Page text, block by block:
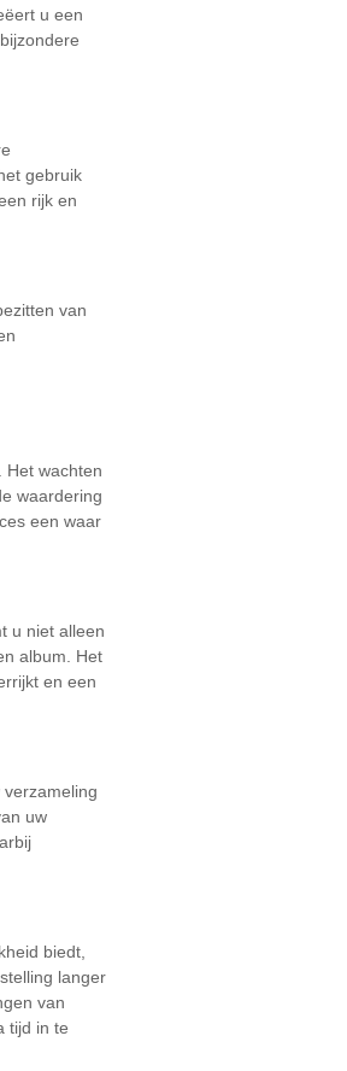
u een
gebruik
rijk en
van
Het wachten
waardering
een waar
u niet alleen
album. Het
en een
uw
biedt,
langer
van
tijd in te